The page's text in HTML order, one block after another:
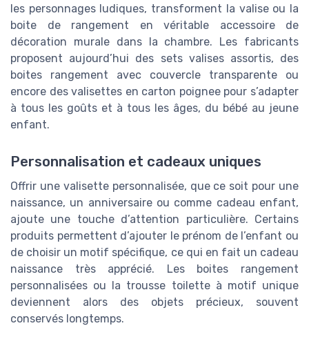
les personnages ludiques, transforment la valise ou la
boite de rangement en véritable accessoire de
décoration murale dans la chambre. Les fabricants
proposent aujourd’hui des sets valises assortis, des
boites rangement avec couvercle transparente ou
encore des valisettes en carton poignee pour s’adapter
à tous les goûts et à tous les âges, du bébé au jeune
enfant.
Personnalisation et cadeaux uniques
Offrir une valisette personnalisée, que ce soit pour une
naissance, un anniversaire ou comme cadeau enfant,
ajoute une touche d’attention particulière. Certains
produits permettent d’ajouter le prénom de l’enfant ou
de choisir un motif spécifique, ce qui en fait un cadeau
naissance très apprécié. Les boites rangement
personnalisées ou la trousse toilette à motif unique
deviennent alors des objets précieux, souvent
conservés longtemps.